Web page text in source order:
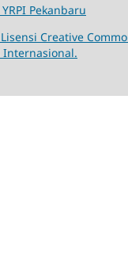
Pekanbaru
Creative
Internasional.